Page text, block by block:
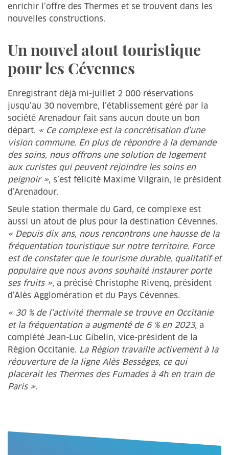
enrichir l’offre des Thermes et se trouvent dans les
nouvelles constructions.
Un nouvel atout touristique
pour les Cévennes
Enregistrant déjà mi-juillet 2 000 réservations
jusqu’au 30 novembre, l’établissement géré par la
société Arenadour fait sans aucun doute un bon
départ. « Ce complexe est la concrétisation d’une
vision commune. En plus de répondre à la demande
des soins, nous offrons une solution de logement
aux curistes qui peuvent rejoindre les soins en
peignoir », s’est félicité Maxime Vilgrain, le président
d’Arenadour.
Seule station thermale du Gard, ce complexe est
aussi un atout de plus pour la destination Cévennes.
« Depuis dix ans, nous rencontrons une hausse de la
fréquentation touristique sur notre territoire. Force
est de constater que le tourisme durable, qualitatif et
populaire que nous avons souhaité instaurer porte
ses fruits », a précisé Christophe Rivenq, président
d’Alès Agglomération et du Pays Cévennes.
« 30 % de l’activité thermale se trouve en Occitanie
et la fréquentation a augmenté de 6 % en 2023, a
complété Jean-Luc Gibelin, vice-président de la
Région Occitanie. La Région travaille activement à la
réouverture de la ligne Alès-Bessèges, ce qui
placerait les Thermes des Fumades à 4h en train de
Paris ».